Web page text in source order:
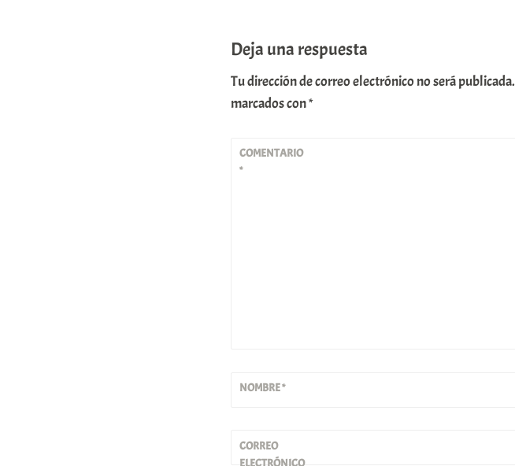
Deja una respuesta
Tu dirección de correo electrónico no será publicada.
marcados con*
COMENTARIO
*
NOMBRE*
CORREO
ELECTRÓNICO